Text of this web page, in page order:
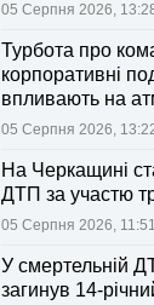
05 Серпня 2026,
Турбота про
корпоративні
впливають на
колективі
05 Серпня 2026,
На Черкащині
ДТП за участю
05 Серпня 2026, 11:51
У смертельній
загинув 14-